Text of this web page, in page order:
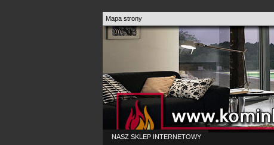
Mapa strony
NASZ SKLEP INTERNETOWY